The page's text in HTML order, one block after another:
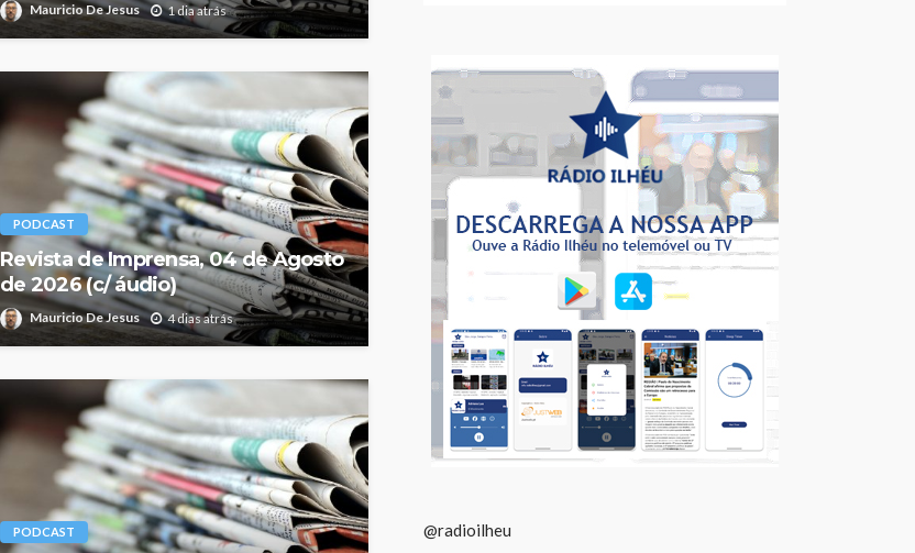
Mauricio De Jesus 1 dia atrás
PODCAST
Revista de Imprensa, 04 de Agosto
de 2026 (c/ áudio)
Mauricio De Jesus 4 dias atrás
PODCAST @radioilheu